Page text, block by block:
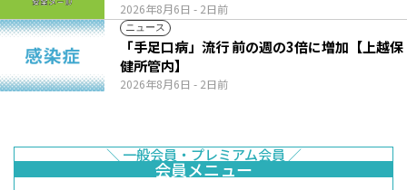
2026年8月6日 - 2日前
ニュース
2026年8月6日 - 2日前
「手足口病」流行 前の週の3倍に増加【上越保
健所管内】